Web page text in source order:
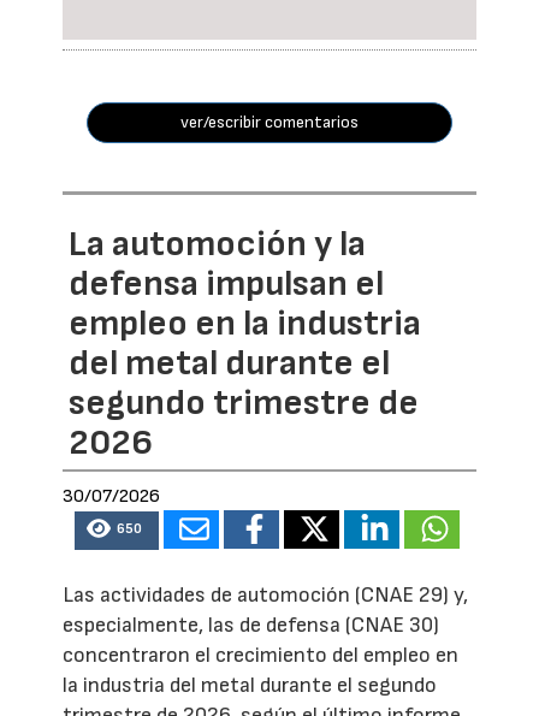
ver/escribir comentarios
La automoción y la
defensa impulsan el
empleo en la industria
del metal durante el
segundo trimestre de
2026
30/07/2026
650
Las actividades de automoción (CNAE 29) y,
especialmente, las de defensa (CNAE 30)
concentraron el crecimiento del empleo en
la industria del metal durante el segundo